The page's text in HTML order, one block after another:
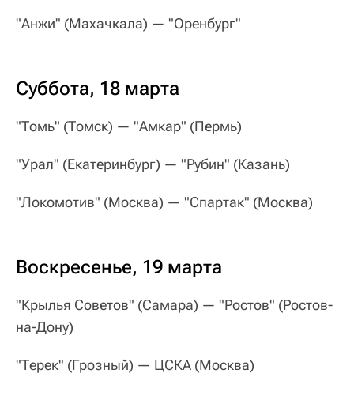
"Анжи" (Махачкала) — "Оренбург"
Суббота, 18 марта
"Томь" (Томск) — "Амкар" (Пермь)
"Урал" (Екатеринбург) — "Рубин" (Казань)
"Локомотив" (Москва) — "Спартак" (Москва)
Воскресенье, 19 марта
"Крылья Советов" (Самара) — "Ростов" (Ростов-
на-Дону)
"Терек" (Грозный) — ЦСКА (Москва)